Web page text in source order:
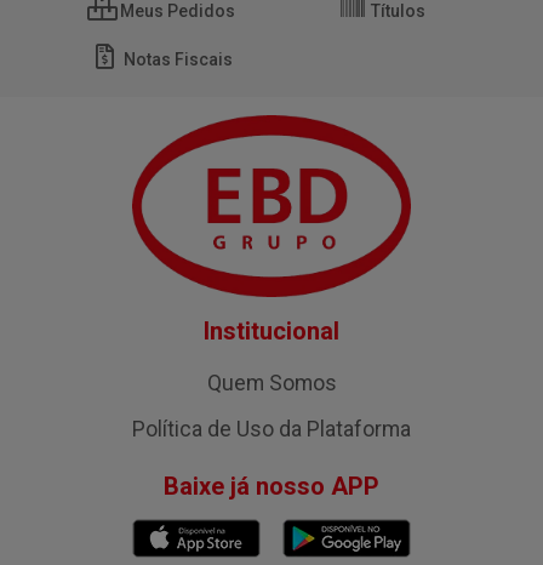
Meus Pedidos Títulos
Notas Fiscais
Institucional
Quem Somos
Política de Uso da Plataforma
Baixe já nosso APP